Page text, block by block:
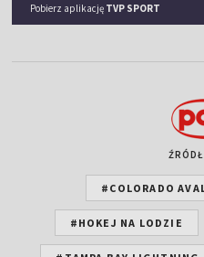
Pobierz aplikację TVP SPORT
#COLORADO
#HOKEJ NA LODZIE